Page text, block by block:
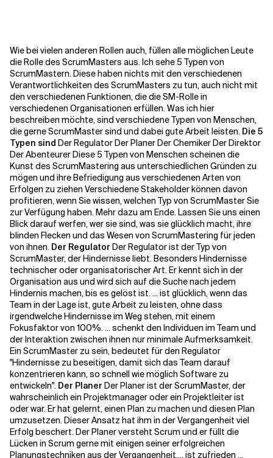
Verwandte Themen
Wie bei vielen anderen Rollen auch, füllen alle möglichen Leute
die Rolle des ScrumMasters aus. Ich sehe 5 Typen von
ScrumMastern. Diese haben nichts mit den verschiedenen
Verantwortlichkeiten des ScrumMasters zu tun, auch nicht mit
den verschiedenen Funktionen, die die SM-Rolle in
verschiedenen Organisationen erfüllen. Was ich hier
beschreiben möchte, sind verschiedene Typen von Menschen,
die gerne ScrumMaster sind und dabei gute Arbeit leisten. Die 5
Typen sind Der Regulator Der Planer Der Chemiker Der Direktor
Der Abenteurer Diese 5 Typen von Menschen scheinen die
Kunst des ScrumMastering aus unterschiedlichen Gründen zu
mögen und ihre Befriedigung aus verschiedenen Arten von
Erfolgen zu ziehen Verschiedene Stakeholder können davon
profitieren, wenn Sie wissen, welchen Typ von ScrumMaster Sie
zur Verfügung haben. Mehr dazu am Ende. Lassen Sie uns einen
Blick darauf werfen, wer sie sind, was sie glücklich macht, ihre
blinden Flecken und das Wesen von ScrumMastering für jeden
von ihnen. Der Regulator Der Regulator ist der Typ von
ScrumMaster, der Hindernisse liebt. Besonders Hindernisse
technischer oder organisatorischer Art. Er kennt sich in der
Organisation aus und wird sich auf die Suche nach jedem
Hindernis machen, bis es gelöst ist. ... ist glücklich, wenn das
Team in der Lage ist, gute Arbeit zu leisten, ohne dass
irgendwelche Hindernisse im Weg stehen, mit einem
Fokusfaktor von 100%. ... schenkt den Individuen im Team und
der Interaktion zwischen ihnen nur minimale Aufmerksamkeit.
Ein ScrumMaster zu sein, bedeutet für den Regulator
"Hindernisse zu beseitigen, damit sich das Team darauf
konzentrieren kann, so schnell wie möglich Software zu
entwickeln". Der Planer Der Planer ist der ScrumMaster, der
wahrscheinlich ein Projektmanager oder ein Projektleiter ist
oder war. Er hat gelernt, einen Plan zu machen und diesen Plan
umzusetzen. Dieser Ansatz hat ihm in der Vergangenheit viel
Erfolg beschert. Der Planer versteht Scrum und er füllt die
Lücken in Scrum gerne mit einigen seiner erfolgreichen
Planungstechniken aus der Vergangenheit.... ist zufrieden ...